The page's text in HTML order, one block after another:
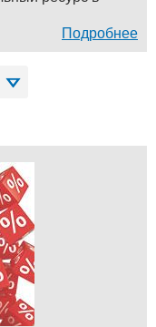
Подробнее